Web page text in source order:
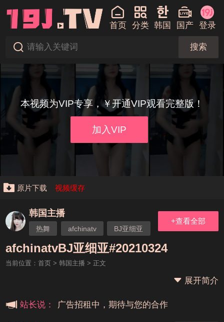
首页 分类 韩国 国产 登录
搜索
本视频为VIP专享，￥开通VIP观看完整版！
加入VIP
原片下载 视频缓存
韩国主播
热舞 afchinatv BJ亚细亚
+查看全部
afchinatvBJ亚细亚#20210324
当前位置： 首页> 韩国主播 > 正文
展开简介
站长说：
本站大事件(19j网站发展历程)
广告招租中，期待与您的合作